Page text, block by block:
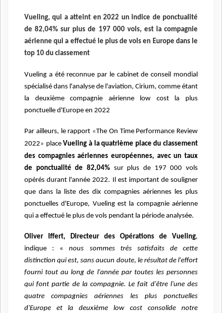
Vueling, qui a atteint en 2022 un indice de ponctualité
de 82,04% sur plus de 197 000 vols, est la compagnie
aérienne qui a effectué le plus de vols en Europe dans le
top 10 du classement
Vueling a été reconnue par le cabinet de conseil mondial
spécialisé dans l'analyse de l'aviation, Cirium, comme étant
la deuxième compagnie aérienne low cost la plus
ponctuelle d'Europe en 2022
Par ailleurs, le rapport «The On Time Performance Review
2022» placeVueling à la quatrième place du classement
des compagnies aériennes européennes, avec un taux
de ponctualité de 82,04% sur plus de 197 000 vols
opérés durant l'année 2022. Il est important de souligner
que dans la liste des dix compagnies aériennes les plus
ponctuelles d'Europe, Vueling est la compagnie aérienne
qui a effectué le plus de vols pendant la période analysée.
Oliver Iffert, Directeur des Opérations de Vueling,
indique : «nous sommes très satisfaits de cette
distinction qui est, sans aucun doute, le résultat de l'effort
fourni tout au long de l'année par toutes les personnes
qui font partie de la compagnie. Le fait d'être l'une des
quatre compagnies aériennes les plus ponctuelles
d'Europe et la deuxième low cost consolide notre